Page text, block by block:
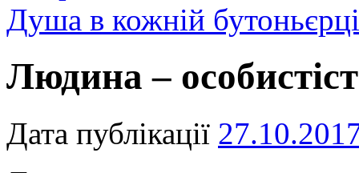
Душа в кожній
Людина –
Дата публікації